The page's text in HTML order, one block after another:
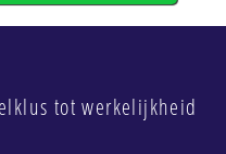
tot werkelijkheid